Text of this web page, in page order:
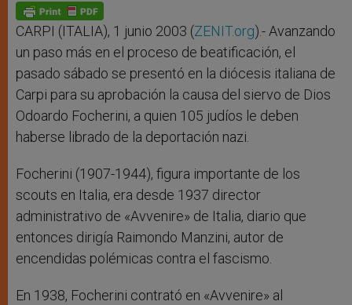
p
p
g
e
r
o
k
CARPI (ITALIA), 1 junio 2003 (ZENIT.org).- Avanzando
un paso más en el proceso de beatificación, el
pasado sábado se presentó en la diócesis italiana de
Carpi para su aprobación la causa del siervo de Dios
Odoardo Focherini, a quien 105 judíos le deben
haberse librado de la deportación nazi.
Focherini (1907-1944), figura importante de los
scouts en Italia, era desde 1937 director
administrativo de «Avvenire» de Italia, diario que
entonces dirigía Raimondo Manzini, autor de
encendidas polémicas contra el fascismo.
En 1938, Focherini contrató en «Avvenire» al